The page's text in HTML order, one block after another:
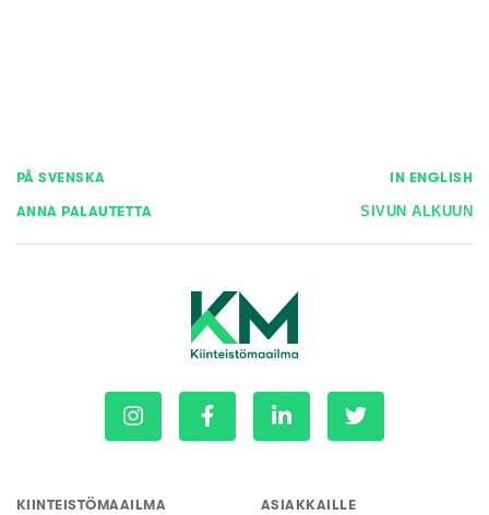
PÅ SVENSKA IN ENGLISH
ANNA PALAUTETTA SIVUN ALKUUN
KIINTEISTÖMAAILMA ASIAKKAILLE